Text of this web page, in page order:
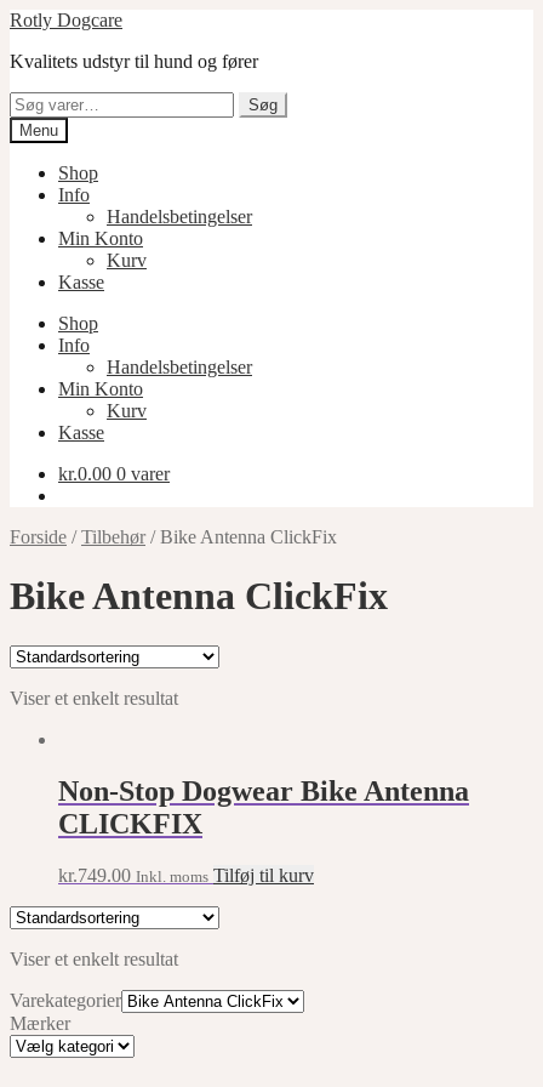
Spring
navigation
Spring
indhold
Rotly Dogcare
Kvalitets udstyr til hund og fører
Søg
efter:
Søg
Menu
Shop
Info
Handelsbetingelser
Min Konto
Kurv
Kasse
Shop
Info
Handelsbetingelser
Min Konto
Kurv
Kasse
kr.0.00 0 varer
Forside /Tilbehør/Bike Antenna ClickFix
Bike Antenna ClickFix
Viser et enkelt resultat
Non-Stop Dogwear Bike Antenna
CLICKFIX
kr.749.00 Inkl. moms Tilføj til kurv
Viser et enkelt resultat
Varekategorier
Mærker
Mærker